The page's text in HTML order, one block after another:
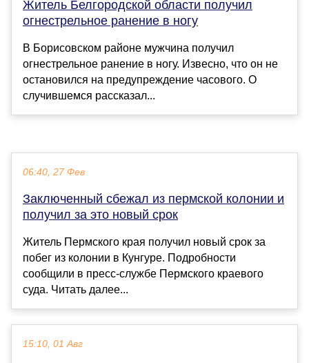
Житель Белгородской области получил
огнестрельное ранение в ногу
В Борисовском районе мужчина получил
огнестрельное ранение в ногу. Извесно, что он не
остановился на предупреждение часового. О
случившемся рассказал...
06:40, 27 Фев
Заключенный сбежал из пермской колонии и
получил за это новый срок
Житель Пермского края получил новый срок за
побег из колонии в Кунгуре. Подробности
сообщили в пресс-службе Пермского краевого
суда. Читать далее...
15:10, 01 Авг